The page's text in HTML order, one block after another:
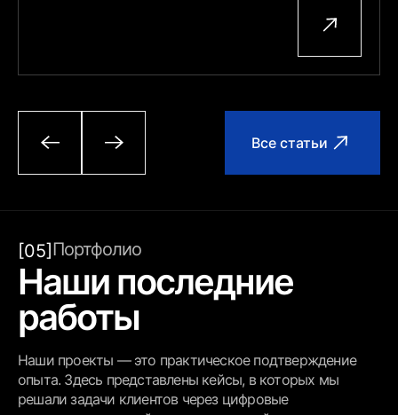
Все статьи
[05]Портфолио
Наши последние
работы
Наши проекты — это практическое подтверждение
опыта. Здесь представлены кейсы, в которых мы
решали задачи клиентов через цифровые